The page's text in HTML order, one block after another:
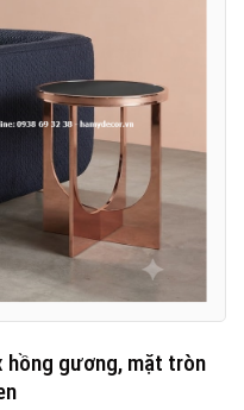
hồng gương, mặt tròn